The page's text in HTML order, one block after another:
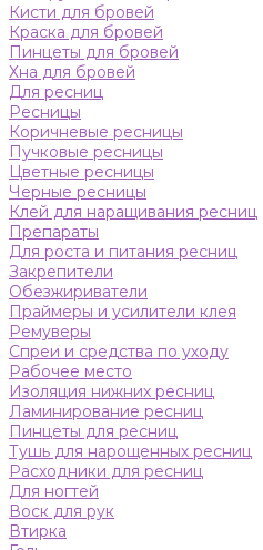
Кисти для бровей
Краска для бровей
Пинцеты для бровей
Хна для бровей
Для ресниц
Ресницы
Коричневые ресницы
Пучковые ресницы
Цветные ресницы
Черные ресницы
Клей для наращивания ресниц
Препараты
Для роста и питания ресниц
Закрепители
Обезжириватели
Праймеры и усилители клея
Ремуверы
Спреи и средства по уходу
Рабочее место
Изоляция нижних ресниц
Ламинирование ресниц
Пинцеты для ресниц
Тушь для нарощенных ресниц
Расходники для ресниц
Для ногтей
Воск для рук
Втирка